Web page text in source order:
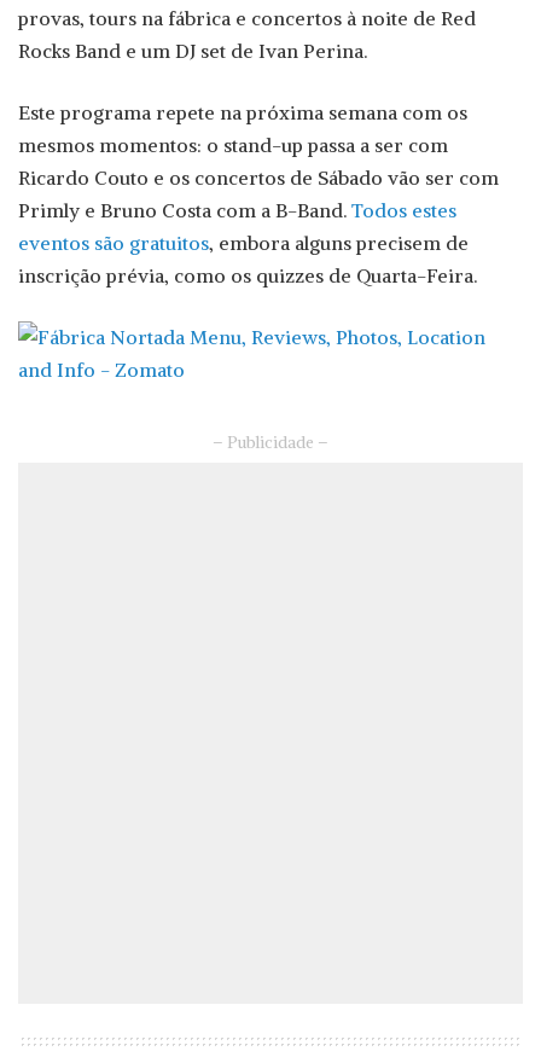
provas, tours na fábrica e concertos à noite de Red
Rocks Band e um DJ set de Ivan Perina.
Este programa repete na próxima semana com os
mesmos momentos: o stand-up passa a ser com
Ricardo Couto e os concertos de Sábado vão ser com
Primly e Bruno Costa com a B-Band. Todos estes
eventos são gratuitos, embora alguns precisem de
inscrição prévia, como os quizzes de Quarta-Feira.
– Publicidade –